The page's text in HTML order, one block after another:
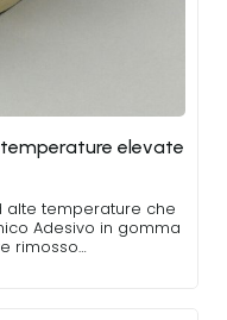
elevate
alte temperature che
Adesivo in gomma
rimosso…